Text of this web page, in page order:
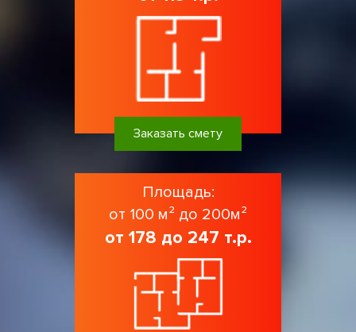
Заказать смету
Площадь:
от 100 м² до 200м²
от 178 до 247 т.р.